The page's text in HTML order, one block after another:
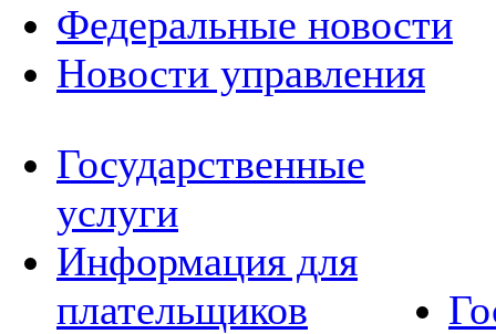
Федеральные новости
Новости управления
Государственные
услуги
Информация для
плательщиков